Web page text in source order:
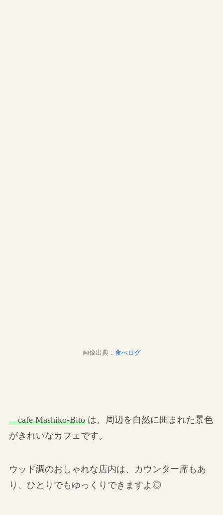
画像出典： 食べログ
cafe Mashiko-Bitoは、周辺を自然に囲まれた景色
がきれいなカフェです。
ウッド調のおしゃれな店内は、カウンター席もあ
り、ひとりでもゆっくりできますよ◎